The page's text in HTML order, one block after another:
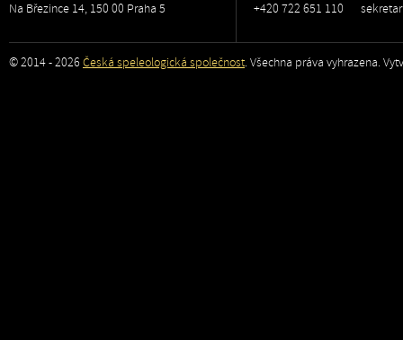
Na Březince 14, 150 00 Praha 5 +420 722 651 110
© 2014 - 2026 Česká speleologická společnost. Všechna práva vyhrazena.